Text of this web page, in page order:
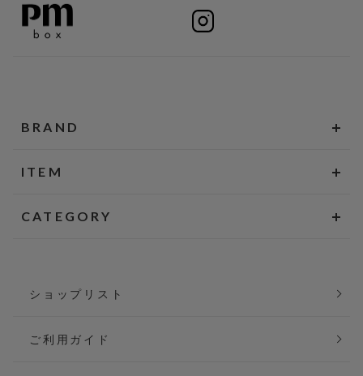
BRAND
ITEM
CATEGORY
ショップリスト
ご利用ガイド